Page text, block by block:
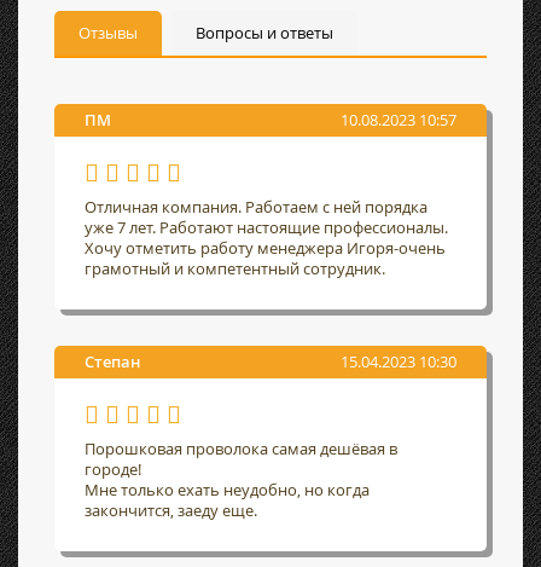
Отзывы Вопросы и ответы
ПМ 10.08.2023 10:57
Отличная компания. Работаем с ней порядка
уже 7 лет. Работают настоящие профессионалы.
Хочу отметить работу менеджера Игоря-очень
грамотный и компетентный сотрудник.
Степан 15.04.2023 10:30
Порошковая проволока самая дешёвая в
городе!
Мне только ехать неудобно, но когда
закончится, заеду еще.